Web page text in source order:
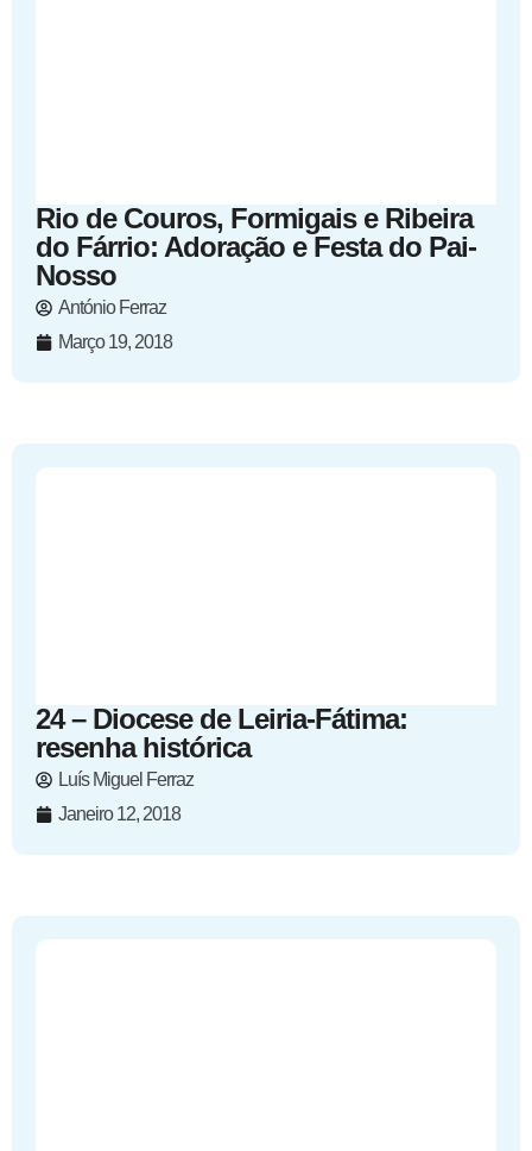
Rio de Couros, Formigais e Ribeira
do Fárrio: Adoração e Festa do Pai-
Nosso
António Ferraz
Março 19, 2018
24 – Diocese de Leiria-Fátima:
resenha histórica
Luís Miguel Ferraz
Janeiro 12, 2018